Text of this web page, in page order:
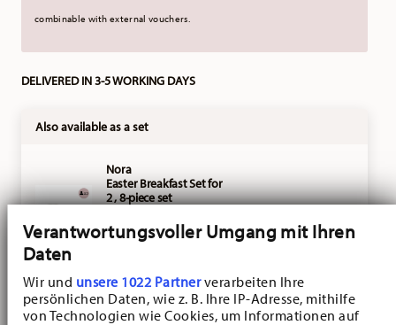
Verantwortungsvoller Umgang mit Ihren
Daten
Wir und unsere 1022 Partnerverarbeiten Ihre
persönlichen Daten, wie z. B. Ihre IP-Adresse, mithilfe
von Technologien wie Cookies, um Informationen auf
combinable with external vouchers.
DELIVERED IN 3-5 WORKING DAYS
Also available as a set
Nora
Easter Breakfast Set for
2 , 8-piece set
€ 92,65Price reduced from
€ 145,20to
Nora
Easter Breakfast Set for
2 , 7-piece set